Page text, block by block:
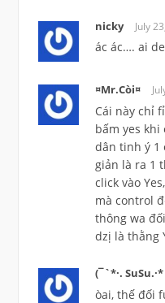
nicky July
ác ác…. ai
¤Mr.Còi¤
Cái này chỉ
bấm yes
dân tinh ý 1
giản là ra 1
click vào
mà control
thông wa
dzị là thằng
(¯`*·.
òai, thế đối